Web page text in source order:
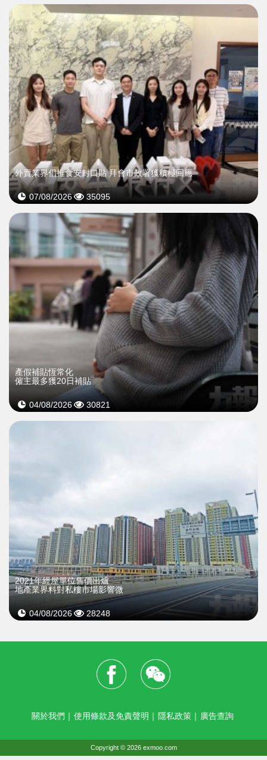
外賣業界倡推食安封口貼 拜會市政署獲積極回應
07/08/2026 35095
產假補貼恆常化
僱主最多獲20日補貼
04/08/2026 30821
2021年經屋單位售價出爐
地產業界料對私樓市場影響微
04/08/2026 28248
關於我們 ｜ 使用條款及免責聲明 ｜ 隱私政策 ｜ 廣告查詢
Copyright © 2026 exmoo.com